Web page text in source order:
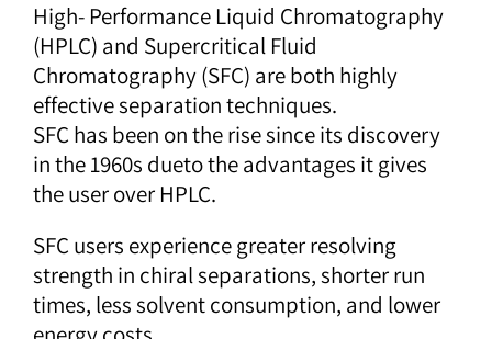
High- Performance Liquid Chromatography
(HPLC) and Supercritical Fluid
Chromatography (SFC) are both highly
effective separation techniques.
SFC has been on the rise since its discovery
in the 1960s dueto the advantages it gives
the user over HPLC.
SFC users experience greater resolving
strength in chiral separations, shorter run
times, less solvent consumption, and lower